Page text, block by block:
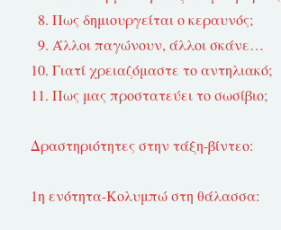
Πως δημιουργείται ο κεραυνός;
Άλλοι παγώνουν, άλλοι σκάνε…
Γιατί χρειαζόμαστε το αντηλιακό;
Πως μας προστατεύει το σωσίβιο;
Δραστηριότητες στην τάξη-βίντεο:
1η ενότητα-Κολυμπώ στη θάλασσα: